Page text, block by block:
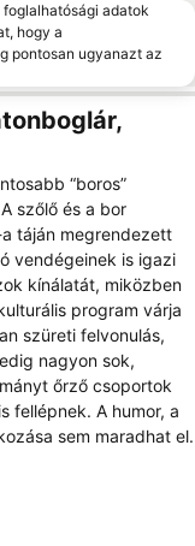
adatok
hogy a
pontosan ugyanazt az
“boros”
szőlő és a bor
táján megrendezett
vendégeinek is igazi
kínálatát, miközben
program várja
szüreti felvonulás,
nagyon sok,
őrző csoportok
fellépnek. A humor, a
sem maradhat el.